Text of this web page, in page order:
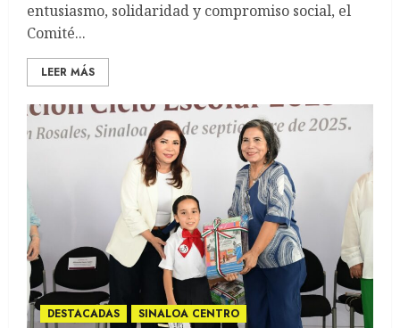
entusiasmo, solidaridad y compromiso social, el
Comité...
LEER MÁS
DESTACADAS SINALOA CENTRO